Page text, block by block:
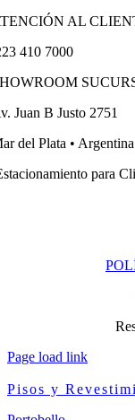
AL
410 7000
Juan B Justo 2751
del Plata • Argentina
para
Page load link
Pisos y